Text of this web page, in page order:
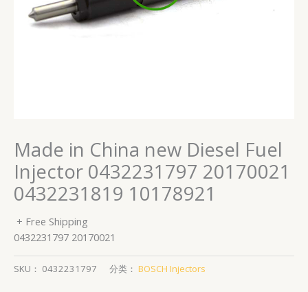
Made in China new Diesel Fuel
Injector 0432231797 20170021
0432231819 10178921
+ Free Shipping
0432231797 20170021
SKU： 0432231797 分类： BOSCH Injectors